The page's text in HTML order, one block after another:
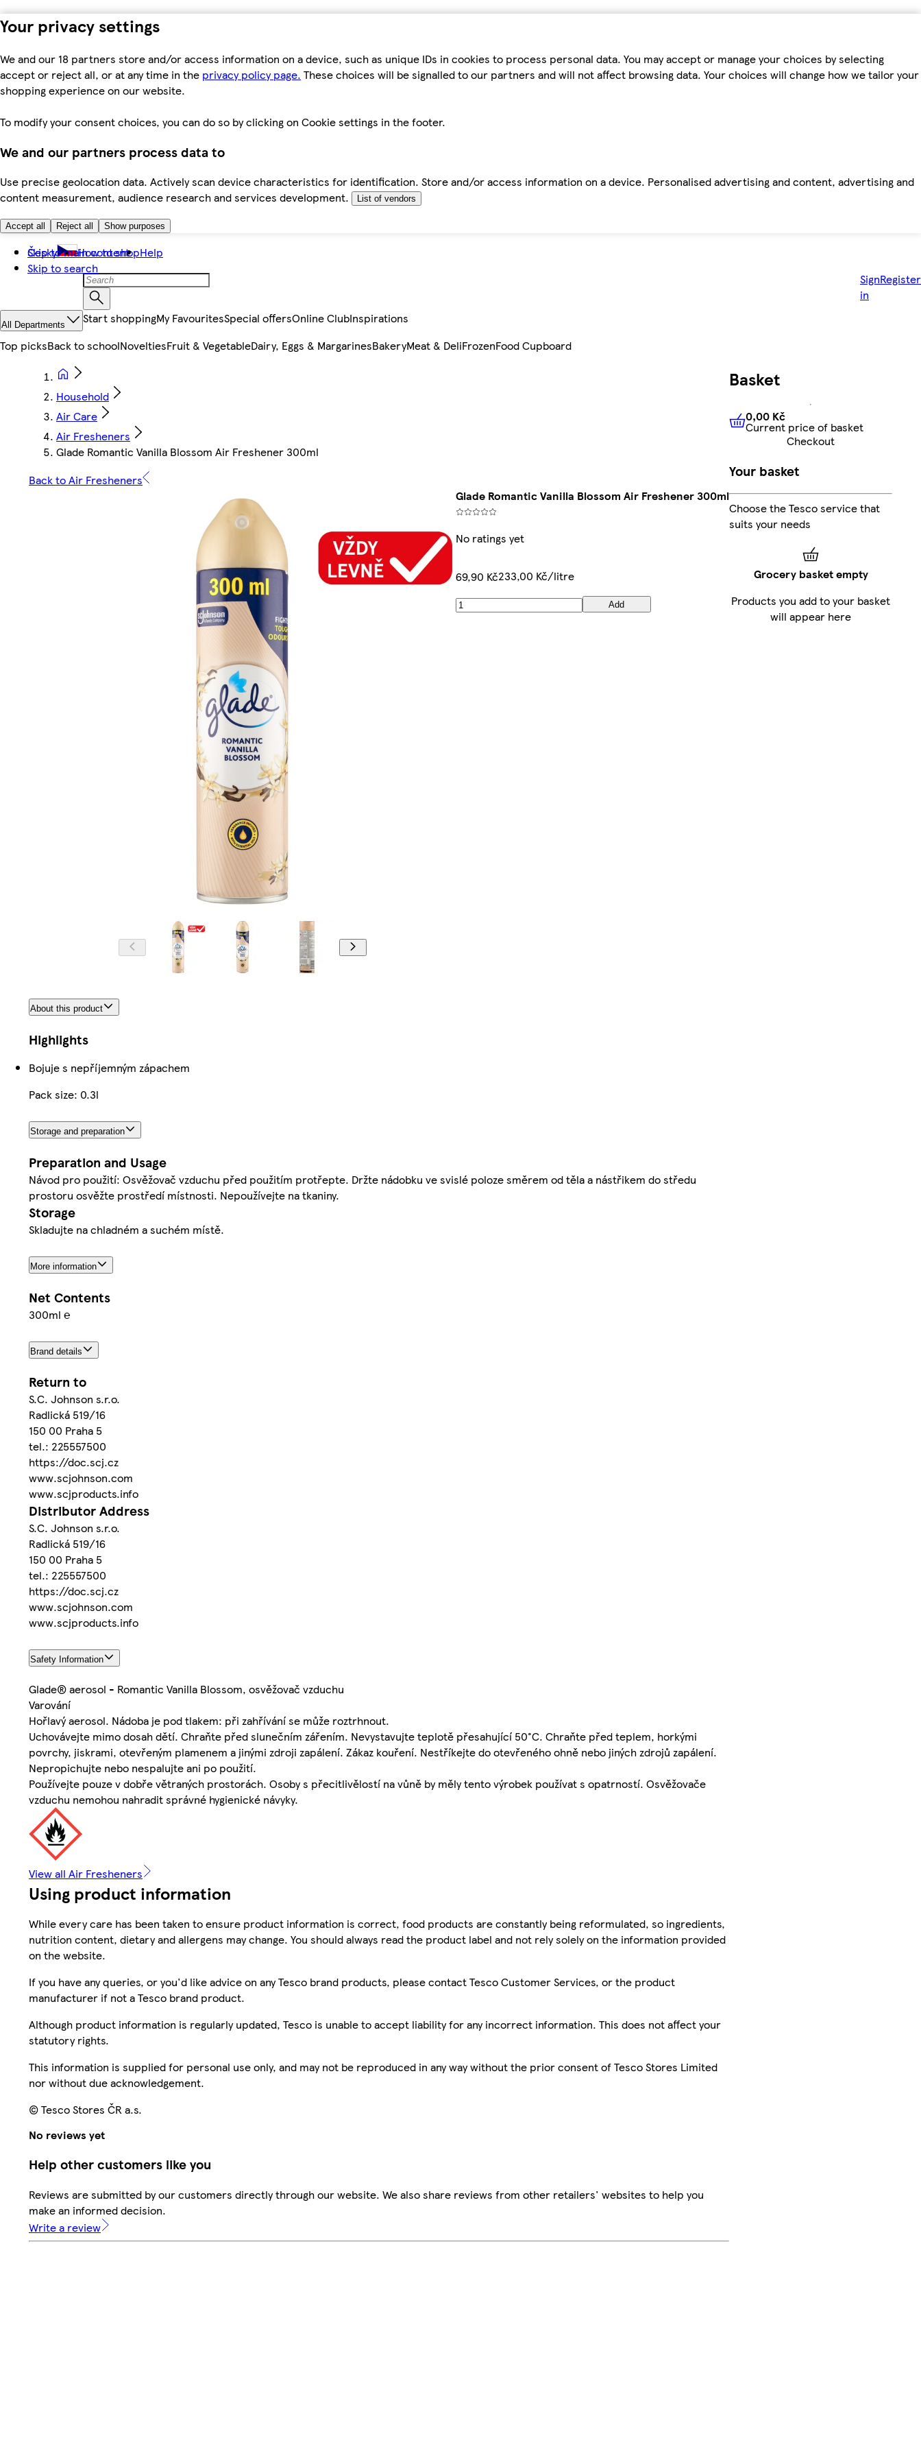
Your privacy settings
We and our 18 partners store and/or access information on a device, such as unique IDs in cookies to process personal data. You may accept or manage your choices by selecting
accept or reject all, or at any time in the privacy policy page. These choices will be signalled to our partners and will not affect browsing data. Your choices will change how we tailor your
shopping experience on our website.
To modify your consent choices, you can do so by clicking on Cookie settings in the footer.
We and our partners process data to
Use precise geolocation data. Actively scan device characteristics for identification. Store and/or access information on a device. Personalised advertising and content, advertising and
content measurement, audience research and services development.
List of vendors
Accept all Reject all Show purposes
Skip to main content
Skip to search
Česky How to shopHelp
Sign
in
Register
All Departments Start shoppingMy FavouritesSpecial offersOnline ClubInspirations
Top picksBack to schoolNoveltiesFruit & VegetableDairy, Eggs & MargarinesBakeryMeat & DeliFrozenFood Cupboard
Household
Air Care
Air Fresheners
Glade Romantic Vanilla Blossom Air Freshener 300ml
Back to Air Fresheners
Glade Romantic Vanilla Blossom Air Freshener 300ml
No ratings yet
69,90 Kč233,00 Kč/litre
Add
About this product
Highlights
Bojuje s nepříjemným zápachem
Pack size: 0.3l
Storage and preparation
Preparation and Usage
Návod pro použití: Osvěžovač vzduchu před použitím protřepte. Držte nádobku ve svislé poloze směrem od těla a nástřikem do středu
prostoru osvěžte prostředí místnosti. Nepoužívejte na tkaniny.
Storage
Skladujte na chladném a suchém místě.
More information
Net Contents
300ml ℮
Brand details
Return to
S.C. Johnson s.r.o.
Radlická 519/16
150 00 Praha 5
tel.: 225557500
https://doc.scj.cz
www.scjohnson.com
www.scjproducts.info
Distributor Address
S.C. Johnson s.r.o.
Radlická 519/16
150 00 Praha 5
tel.: 225557500
https://doc.scj.cz
www.scjohnson.com
www.scjproducts.info
Safety Information
Glade® aerosol - Romantic Vanilla Blossom, osvěžovač vzduchu
Varování
Hořlavý aerosol. Nádoba je pod tlakem: při zahřívání se může roztrhnout.
Uchovávejte mimo dosah dětí. Chraňte před slunečním zářením. Nevystavujte teplotě přesahující 50°C. Chraňte před teplem, horkými
povrchy, jiskrami, otevřeným plamenem a jinými zdroji zapálení. Zákaz kouření. Nestříkejte do otevřeného ohně nebo jiných zdrojů zapálení.
Nepropichujte nebo nespalujte ani po použití.
Používejte pouze v dobře větraných prostorách. Osoby s přecitlivělostí na vůně by měly tento výrobek používat s opatrností. Osvěžovače
vzduchu nemohou nahradit správné hygienické návyky.
View all Air Fresheners
Using product information
While every care has been taken to ensure product information is correct, food products are constantly being reformulated, so ingredients,
nutrition content, dietary and allergens may change. You should always read the product label and not rely solely on the information provided
on the website.
If you have any queries, or you'd like advice on any Tesco brand products, please contact Tesco Customer Services, or the product
manufacturer if not a Tesco brand product.
Although product information is regularly updated, Tesco is unable to accept liability for any incorrect information. This does not affect your
statutory rights.
This information is supplied for personal use only, and may not be reproduced in any way without the prior consent of Tesco Stores Limited
nor without due acknowledgement.
© Tesco Stores ČR a.s.
No reviews yet
Help other customers like you
Reviews are submitted by our customers directly through our website. We also share reviews from other retailers' websites to help you
make an informed decision.
Write a review
Basket
0,00 KčCurrent price of
0,00 Kč
Current price of basket
Checkout
Your basket
Choose the Tesco service that
suits your needs
Grocery basket empty
Products you add to your basket
will appear here